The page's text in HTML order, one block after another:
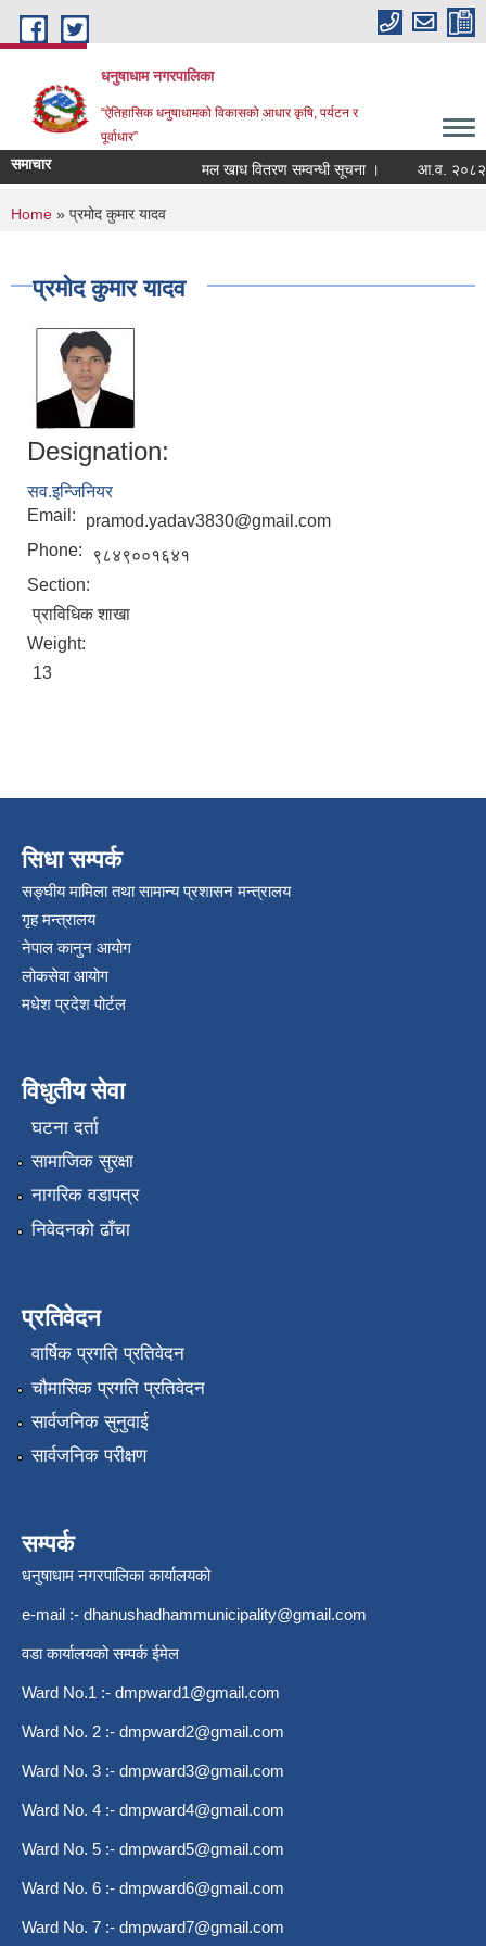
Skip to main content
धनुषाधाम नगरपालिका
“ऐतिहासिक धनुषाधामको विकासको आधार कृषि, पर्यटन र
पूर्वाधार”
समाचार मल खाध वितरण सम्वन्धी सूचना । आ.व. २०८२/
You are here
Home » प्रमोद कुमार यादव
प्रमोद कुमार यादव
Designation:
सव.इन्जिनियर
Email:
pramod.yadav3830@gmail.com
Phone:
९८४९००१६४१
Section:
प्राविधिक शाखा
Weight:
13
सिधा सम्पर्क
सङ्घीय मामिला तथा सामान्य प्रशासन मन्त्रालय
गृह मन्त्रालय
नेपाल कानुन आयोग
लोकसेवा आयोग
मधेश प्रदेश पोर्टल
विधुतीय सेवा
घटना दर्ता
सामाजिक सुरक्षा
नागरिक वडापत्र
निवेदनको ढाँचा
प्रतिवेदन
वार्षिक प्रगति प्रतिवेदन
चौमासिक प्रगति प्रतिवेदन
सार्वजनिक सुनुवाई
सार्वजनिक परीक्षण
सम्पर्क
धनुषाधाम नगरपालिका कार्यालयको
e-mail :- dhanushadhammunicipality@gmail.com
वडा कार्यालयको सम्पर्क ईमेल
Ward No.1 :- dmpward1@gmail.com
Ward No. 2 :- dmpward2@gmail.com
Ward No. 3 :- dmpward3@gmail.com
Ward No. 4 :- dmpward4@gmail.com
Ward No. 5 :- dmpward5@gmail.com
Ward No. 6 :- dmpward6@gmail.com
Ward No. 7 :- dmpward7@gmail.com